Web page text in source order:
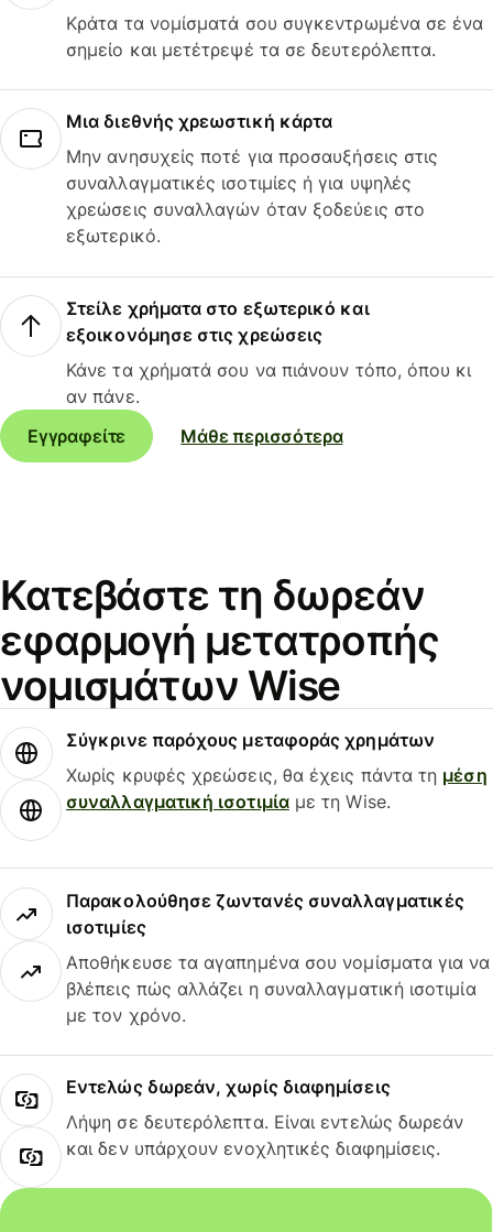
Κράτα τα νομίσματά σου συγκεντρωμένα σε ένα
σημείο και μετέτρεψέ τα σε δευτερόλεπτα.
Μια διεθνής χρεωστική κάρτα
Μην ανησυχείς ποτέ για προσαυξήσεις στις
συναλλαγματικές ισοτιμίες ή για υψηλές
χρεώσεις συναλλαγών όταν ξοδεύεις στο
εξωτερικό.
Στείλε χρήματα στο εξωτερικό και
εξοικονόμησε στις χρεώσεις
Κάνε τα χρήματά σου να πιάνουν τόπο, όπου κι
αν πάνε.
Εγγραφείτε
Μάθε περισσότερα
Κατεβάστε τη δωρεάν
εφαρμογή μετατροπής
νομισμάτων Wise
Σύγκρινε παρόχους μεταφοράς χρημάτων
Χωρίς κρυφές χρεώσεις, θα έχεις πάντα τη μέση
συναλλαγματική ισοτιμίαμε τη Wise.
Παρακολούθησε ζωντανές συναλλαγματικές
ισοτιμίες
Αποθήκευσε τα αγαπημένα σου νομίσματα για να
βλέπεις πώς αλλάζει η συναλλαγματική ισοτιμία
με τον χρόνο.
Εντελώς δωρεάν, χωρίς διαφημίσεις
Λήψη σε δευτερόλεπτα. Είναι εντελώς δωρεάν
και δεν υπάρχουν ενοχλητικές διαφημίσεις.